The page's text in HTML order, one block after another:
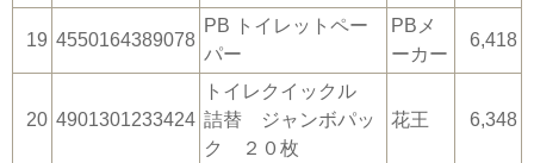
19 4550164389078
PB トイレットペー
パー
PBメ
ーカー
6,418
20 4901301233424
トイレクイックル
詰替 ジャンボパッ
ク ２０枚
花王 6,348